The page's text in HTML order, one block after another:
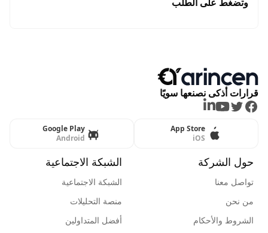
قرارات أذكى نصنعها سويًا
Facebook
Twitter
Youtube
LinkedIn
App Store
iOS
Google Play
Android
حول الشركة
تواصل معنا
من نحن
الشروط والأحكام
الشبكة الاجتماعية
الشبكة الاجتماعية
منصة التحليلات
أفضل المتداولين